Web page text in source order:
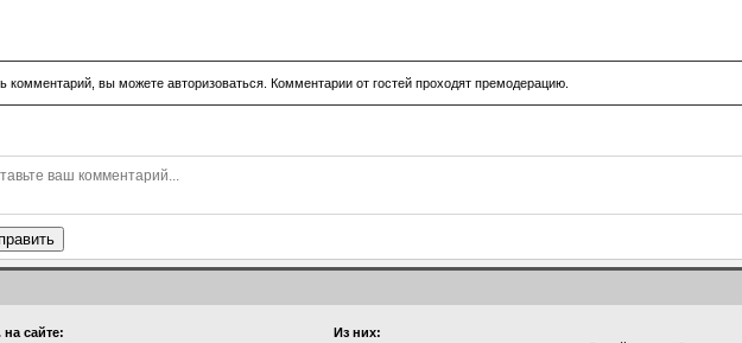
комментарий, вы можете авторизоваться. Комментарии от гостей проходят премодерацию.
на сайте:
Из них: